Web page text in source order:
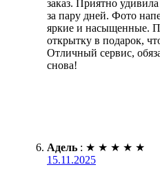
заказ. Приятно
за пару дней. Фото
яркие и насыщенные.
открытку в подарок,
Отличный сервис,
снова!
Адель : ★ ★ ★ ★ ★
15.11.2025